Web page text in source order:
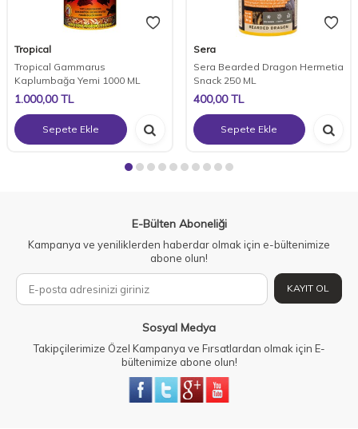
Tropical
Tropical Gammarus
Kaplumbağa Yemi 1000 ML
1.000,00TL
Sepete Ekle
Sera
Sera Bearded Dragon Hermetia
Snack 250 ML
400,00TL
Sepete Ekle
E-Bülten Aboneliği
Kampanya ve yeniliklerden haberdar olmak için e-bültenimize
abone olun!
KAYIT OL
Sosyal Medya
Takipçilerimize Özel Kampanya ve Fırsatlardan olmak için E-
bültenimize abone olun!